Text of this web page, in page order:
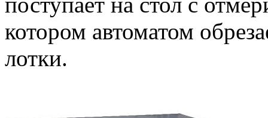
котором автоматом
лотки.